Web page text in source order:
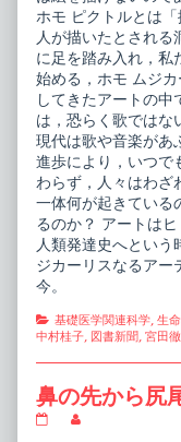
ホモ ピクトルとは
人が描いたとされ
に足を踏み入れ，私
始める，ホモ ムジ
してきたアートの
は，恐らく歌ではな
現代は歌や音楽があ
進歩により，いつで
わらず，人々はわざ
一体何が起きている
るのか？ アートは
人類発達史へという
ジカーリスなるアー
今。
Categories
基礎医学関連科学, 生
中村桂子, 図書新聞, 宮田
鼻の先から尻